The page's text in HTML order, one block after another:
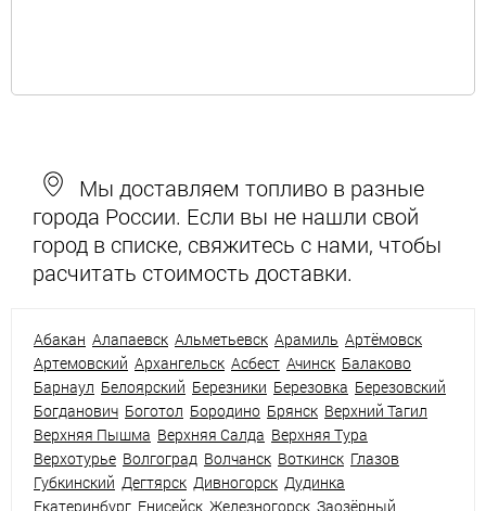
Мы доставляем топливо в разные
города России. Если вы не нашли свой
город в списке, свяжитесь с нами, чтобы
расчитать стоимость доставки.
Абакан Алапаевск Альметьевск Арамиль Артёмовск
Артемовский Архангельск Асбест Ачинск Балаково
Барнаул Белоярский Березники Березовка Березовский
Богданович Боготол Бородино Брянск Верхний Тагил
Верхняя Пышма Верхняя Салда Верхняя Тура
Верхотурье Волгоград Волчанск Воткинск Глазов
Губкинский Дегтярск Дивногорск Дудинка
Екатеринбург Енисейск Железногорск Заозёрный